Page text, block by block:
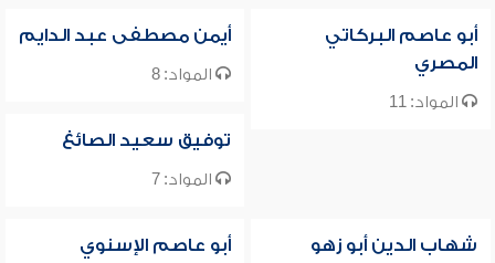
أبو عاصم البركاتي
المصري
المواد: 11
أيمن مصطفى عبد الدايم
المواد: 8
توفيق سعيد الصائغ
المواد: 7
شهاب الدين أبو زهو أبو عاصم الإسنوي